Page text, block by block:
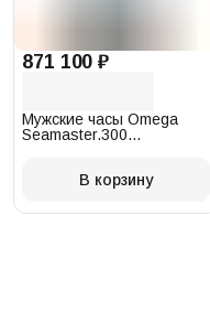
871 100 ₽
Мужские часы Omega
Seamaster.300
В корзину